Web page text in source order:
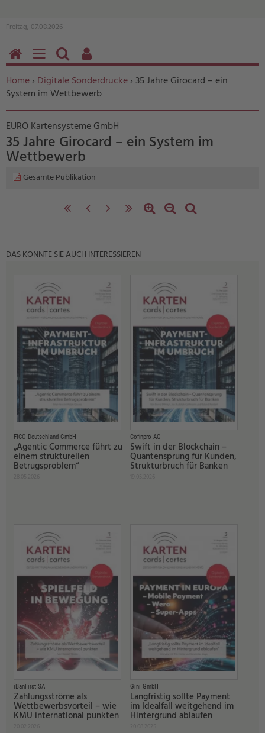
Freitag, 07.08.2026
Sie befinden sich hier:
Home› Digitale Sonderdrucke› 35 Jahre Girocard – ein
System im Wettbewerb
EURO Kartensysteme GmbH
35 Jahre Girocard – ein System im
Wettbewerb
Gesamte Publikation
SeiteSeite› »
DAS KÖNNTE SIE AUCH INTERESSIEREN
FICO Deutschland GmbH
„Agentic Commerce führt zu
einem strukturellen
Betrugsproblem“
Cofinpro AG
Swift in der Blockchain –
Quantensprung für Kunden,
Strukturbruch für Banken
iBanFirst SA
Zahlungsströme als
Wettbewerbsvorteil – wie
KMU international punkten
Gini GmbH
Langfristig sollte Payment
im Idealfall weitgehend im
Hintergrund ablaufen
HOMEMENÜSUCHEN
BENUTZERFUNKTIONEN